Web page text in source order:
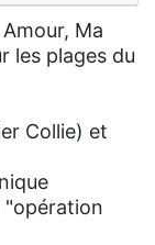
Ma
les plages du
Collie) et
"opération